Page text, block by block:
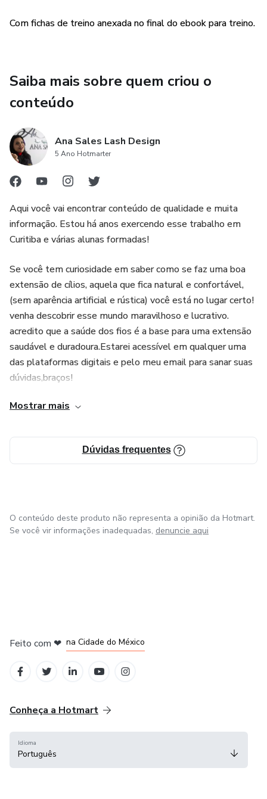
Com fichas de treino anexada no final do ebook para treino.
Saiba mais sobre quem criou o
conteúdo
Ana Sales Lash Design
5 Ano Hotmarter
Aqui você vai encontrar conteúdo de qualidade e muita
informação. Estou há anos exercendo esse trabalho em
Curitiba e várias alunas formadas!
Se você tem curiosidade em saber como se faz uma boa
extensão de cílios, aquela que fica natural e confortável,
(sem aparência artificial e rústica) você está no lugar certo!
venha descobrir esse mundo maravilhoso e lucrativo.
acredito que a saúde dos fios é a base para uma extensão
saudável e duradoura.Estarei acessível em qualquer uma
das plataformas digitais e pelo meu email para sanar suas
dúvidas,braços!
Mostrar mais
Dúvidas frequentes
O conteúdo deste produto não representa a opinião da Hotmart.
Se você vir informações inadequadas, denuncie aqui
Feito com ❤ na Cidade do México
Conheça a Hotmart
Idioma
Português